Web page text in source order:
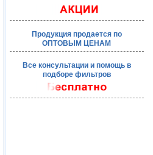
Продукция продается по
ОПТОВЫМ ЦЕНАМ
Все консультации и помощь в
подборе фильтров